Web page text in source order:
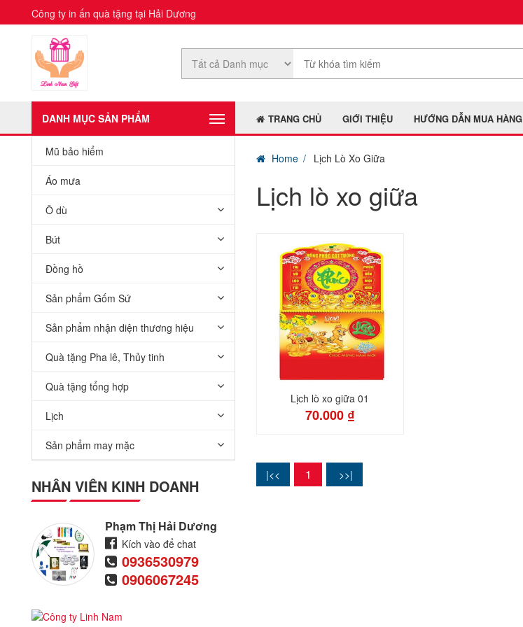
Công ty in ấn quà tặng tại Hải Dương
DANH MỤC SẢN PHẨM
Mũ bảo hiểm
Áo mưa
Ô dù
Bút
Đồng hồ
Sản phẩm Gốm Sứ
Sản phẩm nhận diện thương hiệu
Quà tặng Pha lê, Thủy tinh
Quà tặng tổng hợp
Lịch
Sản phẩm may mặc
TRANG CHỦ GIỚI THIỆU HƯỚNG DẪN MUA HÀNG
Home Lịch Lò Xo Giữa
Lịch lò xo giữa
Lịch lò xo giữa 01
70.000 ₫
1
NHÂN VIÊN KINH DOANH
Phạm Thị Hải Dương
Kích vào để chat
0936530979
0906067245